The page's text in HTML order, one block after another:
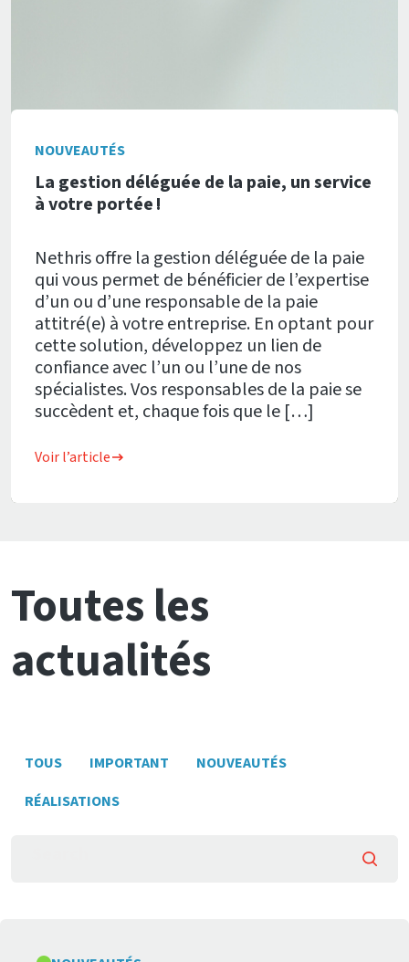
NOUVEAUTÉS
La gestion déléguée de la paie, un service
à votre portée !
Nethris offre la gestion déléguée de la paie
qui vous permet de bénéficier de l’expertise
d’un ou d’une responsable de la paie
attitré(e) à votre entreprise. En optant pour
cette solution, développez un lien de
confiance avec l’un ou l’une de nos
spécialistes. Vos responsables de la paie se
succèdent et, chaque fois que le […]
Voir l’article
Toutes les
actualités
TOUS IMPORTANT
NOUVEAUTÉS
RÉALISATIONS